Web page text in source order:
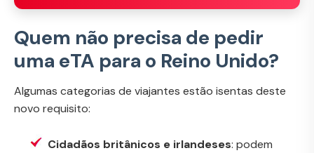
Quem não precisa de pedir
uma eTA para o Reino Unido?
Algumas categorias de viajantes estão isentas deste
novo requisito:
Cidadãos britânicos e irlandeses: podem